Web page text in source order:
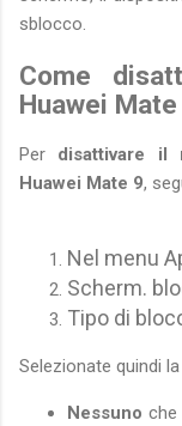
sblocco.
Come
Huawei
Per disattivare il
Huawei Mate 9,
Nel menu
Scherm.
Tipo di
Selezionate quindi
Nessuno